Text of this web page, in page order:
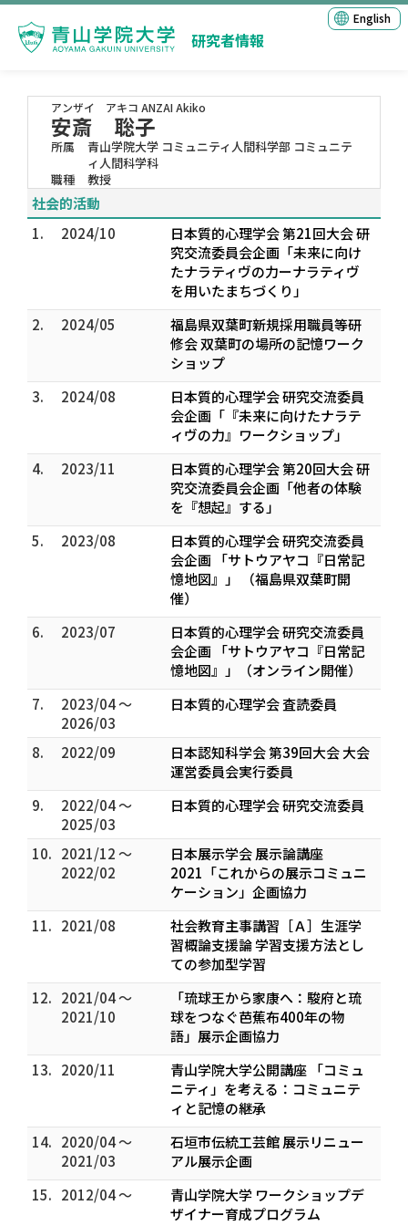
研究者情報
English
アンザイ アキコ ANZAI Akiko
安斎 聡子
所属
青山学院大学 コミュニティ人間科学部 コミュニテ
ィ人間科学科
職種
教授
社会的活動
1.
2024/10
日本質的心理学会 第21回大会 研
究交流委員会企画「未来に向け
たナラティヴの力ーナラティヴ
を用いたまちづくり」
2.
2024/05
福島県双葉町新規採用職員等研
修会 双葉町の場所の記憶ワーク
ショップ
3.
2024/08
日本質的心理学会 研究交流委員
会企画「『未来に向けたナラテ
ィヴの力』ワークショップ」
4.
2023/11
日本質的心理学会 第20回大会 研
究交流委員会企画「他者の体験
を『想起』する」
5.
2023/08
日本質的心理学会 研究交流委員
会企画 「サトウアヤコ『日常記
憶地図』」 （福島県双葉町開
催）
6.
2023/07
日本質的心理学会 研究交流委員
会企画 「サトウアヤコ『日常記
憶地図』」（オンライン開催）
7.
2023/04 ～
2026/03
日本質的心理学会 査読委員
8. 2022/09
日本認知科学会 第39回大会 大会
運営委員会実行委員
9.
2022/04 ～
2025/03
日本質的心理学会 研究交流委員
10. 2021/12 ～
2022/02
日本展示学会 展示論講座
2021「これからの展示コミュニ
ケーション」企画協力
11. 2021/08
社会教育主事講習［Ａ］生涯学
習概論支援論 学習支援方法とし
ての参加型学習
12. 2021/04 ～
2021/10
「琉球王から家康へ：駿府と琉
球をつなぐ芭蕉布400年の物
語」展示企画協力
13. 2020/11
青山学院大学公開講座 「コミュ
ニティ」を考える：コミュニテ
ィと記憶の継承
14. 2020/04 ～
2021/03
石垣市伝統工芸館 展示リニュー
アル展示企画
15. 2012/04 ～
青山学院大学 ワークショップデ
ザイナー育成プログラム